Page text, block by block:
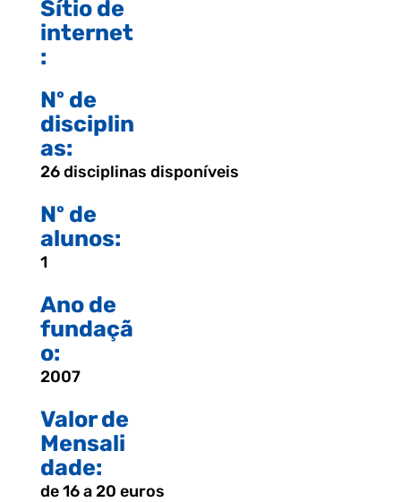
Sítio de
internet
:
Nº de
disciplin
as:
26 disciplinas disponíveis
Nº de
alunos:
1
Ano de
fundaçã
o:
2007
Valor de
Mensali
dade:
de 16 a 20 euros